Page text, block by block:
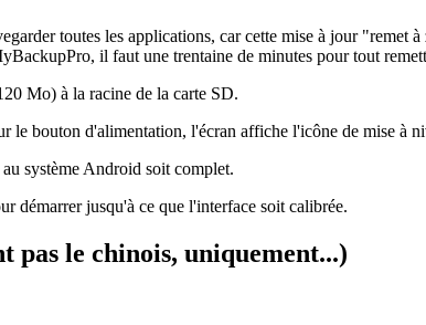
toutes les applications, car cette mise à jour
il faut une trentaine de minutes pour tout
Mo) à la racine de la carte SD.
le bouton d'alimentation, l'écran affiche l'icône de mise à
système Android soit complet.
démarrer jusqu'à ce que l'interface soit calibrée.
le chinois, uniquement...)